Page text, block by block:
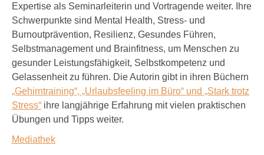
Expertise als Seminarleiterin und Vortragende weiter. Ihre
Schwerpunkte sind Mental Health, Stress- und
Burnoutprävention, Resilienz, Gesundes Führen,
Selbstmanagement und Brainfitness, um Menschen zu
gesunder Leistungsfähigkeit, Selbstkompetenz und
Gelassenheit zu führen. Die Autorin gibt in ihren Büchern
„Gehirntraining“, „Urlaubsfeeling im Büro“ und „Stark trotz
Stress“ ihre langjährige Erfahrung mit vielen praktischen
Übungen und Tipps weiter.
Mediathek